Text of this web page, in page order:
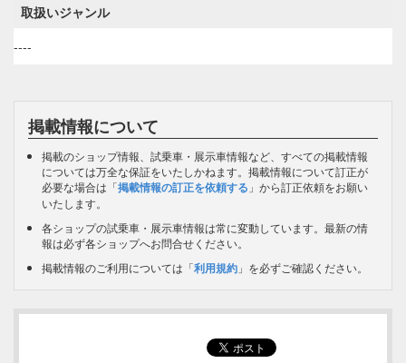
取扱いジャンル
----
掲載情報について
掲載のショップ情報、試乗車・展示車情報など、すべての掲載情報
については万全な保証をいたしかねます。掲載情報について訂正が
必要な場合は「掲載情報の訂正を依頼する 」から訂正依頼をお願い
いたします。
各ショップの試乗車・展示車情報は常に変動しています。最新の情
報は必ず各ショップへお問合せください。
掲載情報のご利用については「利用規約 」を必ずご確認ください。